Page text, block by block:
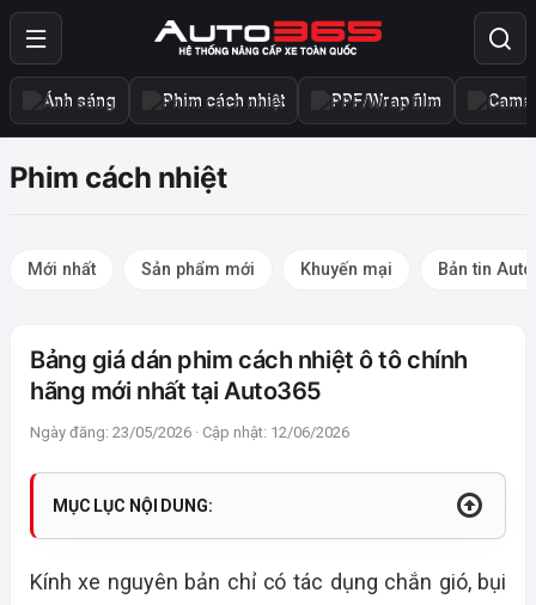
Ánh sáng Phim cách nhiệt PPF/Wrap film
Phim cách nhiệt
Mới nhất Sản phẩm mới Khuyến mại Bản tin
Bảng giá dán phim cách nhiệt ô tô chính
hãng mới nhất tại Auto365
Ngày đăng: 23/05/2026 · Cập nhật: 12/06/2026
MỤC LỤC NỘI DUNG:
Kính xe nguyên bản chỉ có tác dụng chắn gió, bụi